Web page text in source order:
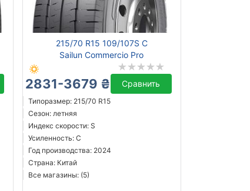
215/70 R15 109/107S C
Sailun Commercio Pro
2831-3679 ₴ Сравнить
Типоразмер: 215/70 R15
Сезон: летняя
Индекс скорости: S
Усиленность: C
Год производства: 2024
Страна: Китай
Все магазины: (5)